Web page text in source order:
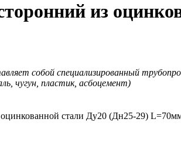
из
собой специализированный
чугун, пластик, асбоцемент)
стали Ду20 (Дн25-29)